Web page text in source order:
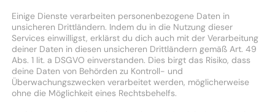
info.de@umww.com
Follow Us
Einige Dienste verarbeiten personenbezogene Daten in
unsicheren Drittländern. Indem du in die Nutzung dieser
Services einwilligst, erklärst du dich auch mit der Verarbeitung
deiner Daten in diesen unsicheren Drittländern gemäß Art. 49
Abs. 1 lit. a DSGVO einverstanden. Dies birgt das Risiko, dass
deine Daten von Behörden zu Kontroll- und
Überwachungszwecken verarbeitet werden, möglicherweise
ohne die Möglichkeit eines Rechtsbehelfs.